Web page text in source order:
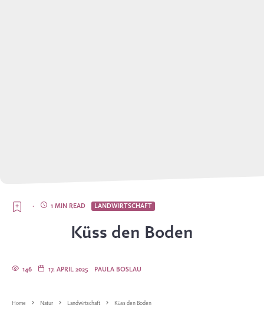
LANDWIRTSCHAFT
1 MIN READ
·
Küss den Boden
PAULA BOSLAU
17. APRIL 2025
146
Home Natur Landwirtschaft Küss den Boden